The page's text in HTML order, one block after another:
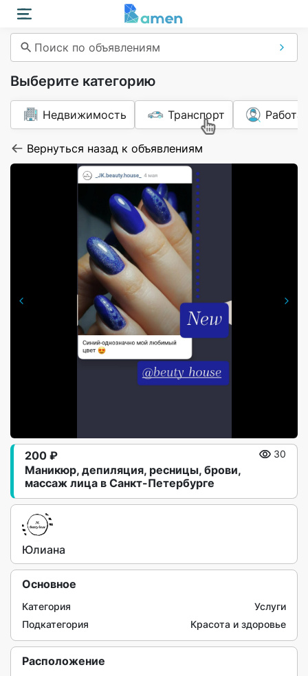
Поиск по объявлениям
Выберите категорию
Недвижимость Транспорт Работа
Вернуться назад к объявлениям
Маникюр, депиляция, ресницы, брови,
массаж лица в Санкт-Петербурге
200 ₽ 30
Юлиана
Основное
Категория
Услуги
Подкатегория
Красота и здоровье
Расположение